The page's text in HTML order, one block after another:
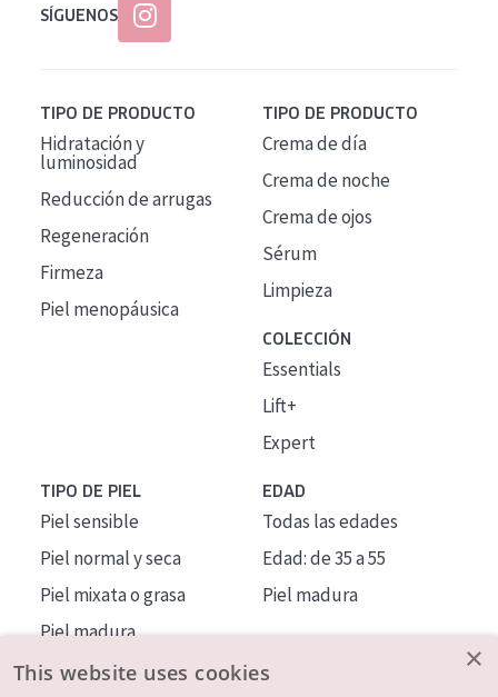
SÍGUENOS
TIPO DE PRODUCTO
Hidratación y
luminosidad
Reducción de arrugas
Regeneración
Firmeza
Piel menopáusica
TIPO DE PRODUCTO
Crema de día
Crema de noche
Crema de ojos
Sérum
Limpieza
COLECCIÓN
Essentials
Lift+
Expert
TIPO DE PIEL
Piel sensible
Piel normal y seca
Piel mixata o grasa
Piel madura
Piel expuesta al sol
EDAD
Todas las edades
Edad: de 35 a 55
Piel madura
×
This website uses cookies